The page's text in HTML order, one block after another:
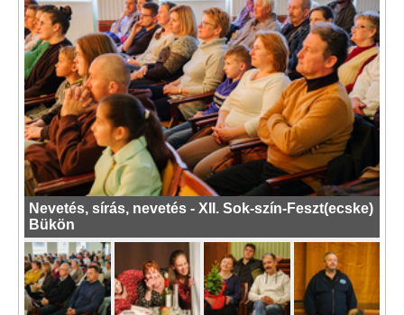
Nevetés, sírás, nevetés - XII. Sok-szín-Feszt(ecske)
Bükön